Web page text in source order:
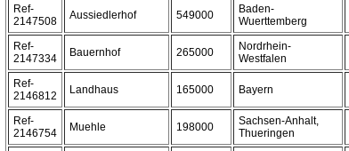
Ref-
2147508
Aussiedlerhof 549000
Baden-
Wuerttemberg
Ref-
2147334
Bauernhof 265000
Nordrhein-
Westfalen
Ref-
2146812
Landhaus 165000 Bayern
Ref-
2146754
Muehle 198000
Sachsen-Anhalt,
Thueringen